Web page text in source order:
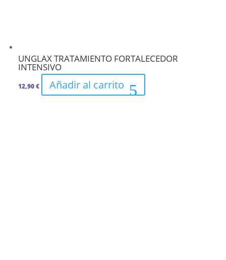
UNGLAX TRATAMIENTO FORTALECEDOR
INTENSIVO
12,90€ Añadir al carrito